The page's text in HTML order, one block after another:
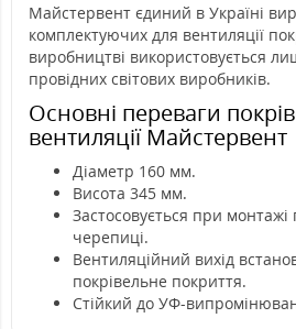
Майстервент єдиний в Україні
комплектуючих для вентиляції
виробництві використовується
провідних світових виробників.
Основні переваги
вентиляції Майстервент
Діаметр 160 мм.
Висота 345 мм.
Застосовується при монтажі
черепиці.
Вентиляційний вихід
покрівельне покриття.
Стійкий до УФ-